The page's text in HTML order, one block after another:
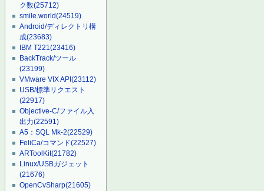
ク数(25712)
smile.world(24519)
Android/ディレクトリ構
成(23683)
IBM T221(23416)
BackTrack/ツール
(23199)
VMware VIX API(23112)
USB/標準リクエスト
(22917)
Objective-C/ファイル入
出力(22591)
A5：SQL Mk-2(22529)
FeliCa/コマンド(22527)
ARToolKit(21782)
Linux/USBガジェット
(21676)
OpenCvSharp(21605)